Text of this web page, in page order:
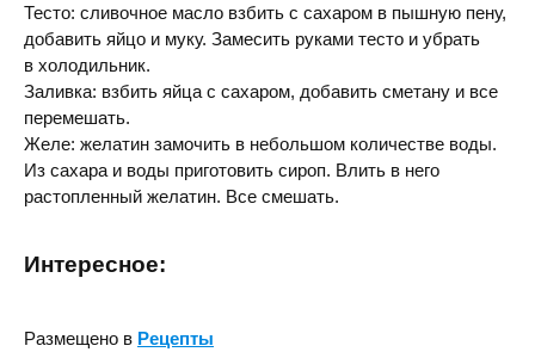
Тесто: сливочное масло взбить с сахаром в пышную пену,
добавить яйцо и муку. Замесить руками тесто и убрать
в холодильник.
Заливка: взбить яйца с сахаром, добавить сметану и все
перемешать.
Желе: желатин замочить в небольшом количестве воды.
Из сахара и воды приготовить сироп. Влить в него
растопленный желатин. Все смешать.
Интересное:
Размещено в Рецепты